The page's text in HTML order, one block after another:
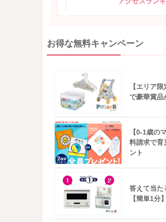
お得な無料キャンペーン
【エリア
で豪華賞品
【0-1歳の
料請求で育
ント
答えて当た
【簡単1分